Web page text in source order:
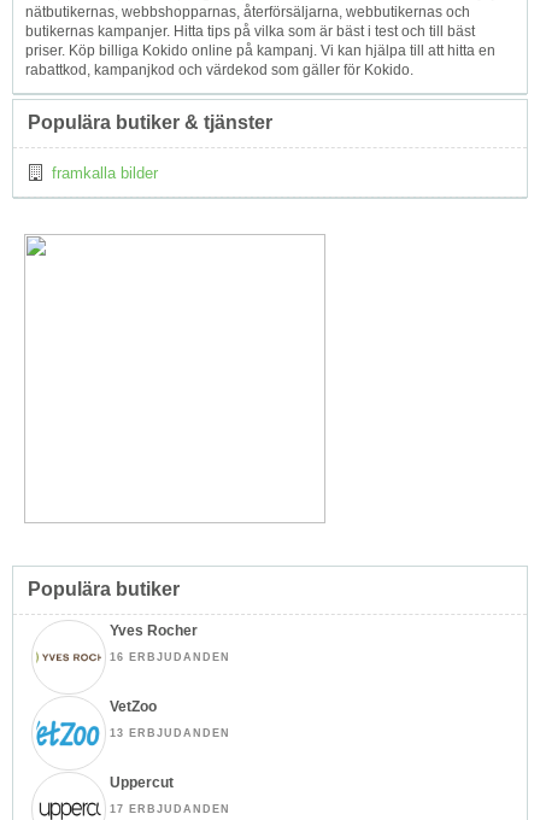
nätbutikernas, webbshopparnas, återförsäljarna, webbutikernas och
butikernas kampanjer. Hitta tips på vilka som är bäst i test och till bäst
priser. Köp billiga Kokido online på kampanj. Vi kan hjälpa till att hitta en
rabattkod, kampanjkod och värdekod som gäller för Kokido.
Populära butiker & tjänster
framkalla bilder
Populära butiker
Yves Rocher
16 ERBJUDANDEN
VetZoo
13 ERBJUDANDEN
Uppercut
17 ERBJUDANDEN